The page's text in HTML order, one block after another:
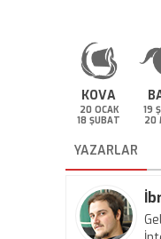
KOVA
20 OCAK
18 ŞUBAT
19
20
YAZARLAR